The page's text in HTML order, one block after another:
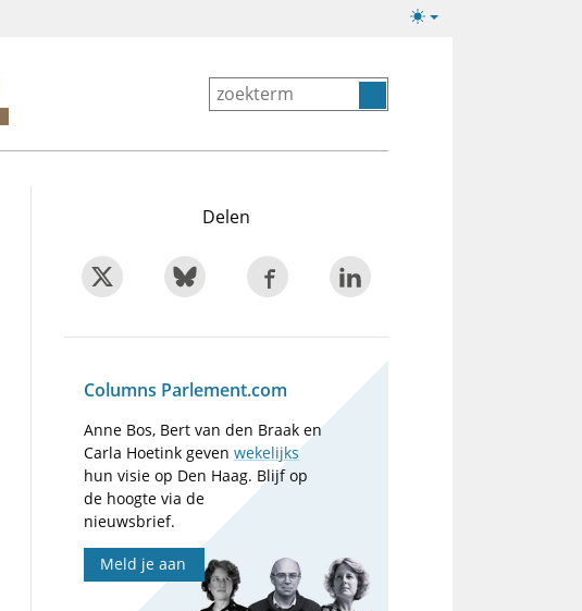
Lichte/donkere
Delen
Columns Parlement.com
Anne Bos, Bert van den Braak en
Carla Hoetink gevenwekelijks
hun visie op Den Haag. Blijf op
de hoogte via de
nieuwsbrief.
Meld je aan